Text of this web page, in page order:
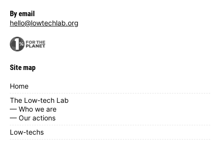
By email
hello@lowtechlab.org
Site map
Home
The Low-tech Lab
— Who we are
— Our actions
Low-techs